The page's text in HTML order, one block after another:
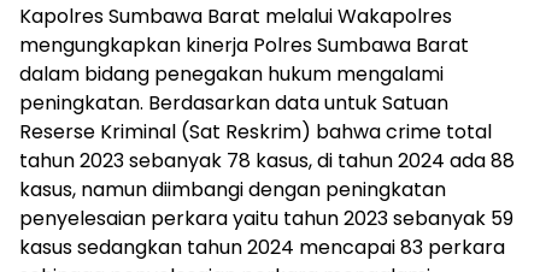
Kapolres Sumbawa Barat melalui Wakapolres
mengungkapkan kinerja Polres Sumbawa Barat
dalam bidang penegakan hukum mengalami
peningkatan. Berdasarkan data untuk Satuan
Reserse Kriminal (Sat Reskrim) bahwa crime total
tahun 2023 sebanyak 78 kasus, di tahun 2024 ada 88
kasus, namun diimbangi dengan peningkatan
penyelesaian perkara yaitu tahun 2023 sebanyak 59
kasus sedangkan tahun 2024 mencapai 83 perkara